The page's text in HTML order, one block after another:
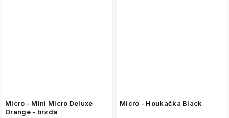
Micro - Mini Micro Deluxe
Orange - brzda
Micro - Houkačka Black